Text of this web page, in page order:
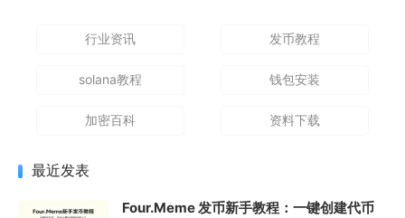
行业资讯 发币教程
solana教程 钱包安装
加密百科 资料下载
最近发表
Four.Meme 发币新手教程：一键创建代币